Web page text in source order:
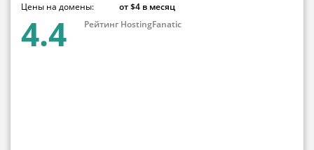
Цены на домены:
от $4 в месяц
4.4 Рейтинг HostingFanatic